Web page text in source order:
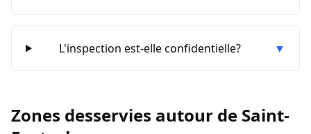
L'inspection est-elle confidentielle? ▼
Zones desservies autour de Saint-